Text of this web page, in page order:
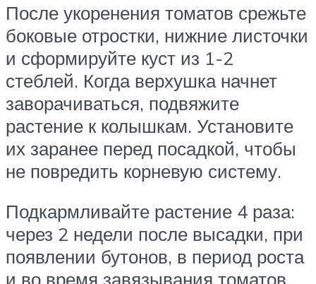
После укоренения томатов срежьте
боковые отростки, нижние листочки
и сформируйте куст из 1-2
стеблей. Когда верхушка начнет
заворачиваться, подвяжите
растение к колышкам. Установите
их заранее перед посадкой, чтобы
не повредить корневую систему.
Подкармливайте растение 4 раза:
через 2 недели после высадки, при
появлении бутонов, в период роста
и во время завязывания томатов.